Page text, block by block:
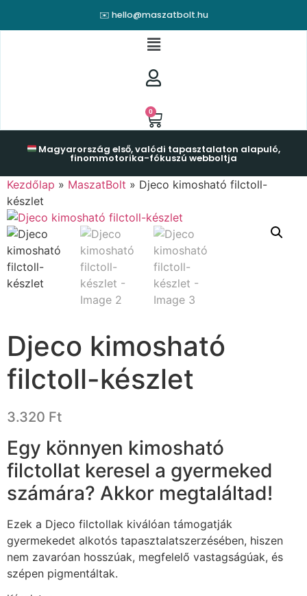
✉️ hello@maszatbolt.hu
0
Magyarország első, valódi tapasztalaton alapuló,
finommotorika-fókuszú webboltja
Kezdőlap » MaszatBolt » Djeco kimosható filctoll-
készlet
Djeco kimosható
filctoll-készlet
3.320 Ft
Egy könnyen kimosható
filctollat keresel a gyermeked
számára? Akkor megtaláltad!
Ezek a Djeco filctollak kiválóan támogatják
gyermekedet alkotós tapasztalatszerzésében, hiszen
nem zavaróan hosszúak, megfelelő vastagságúak, és
szépen pigmentáltak.